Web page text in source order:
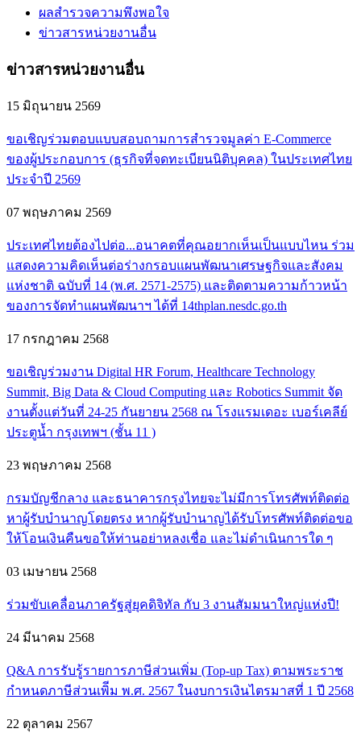
ผลสำรวจความพึงพอใจ
ข่าวสารหน่วยงานอื่น
ข่าวสารหน่วยงานอื่น
15 มิถุนายน 2569
ขอเชิญร่วมตอบแบบสอบถามการสำรวจมูลค่า E-Commerce
ของผู้ประกอบการ (ธุรกิจที่จดทะเบียนนิติบุคคล) ในประเทศไทย
ประจำปี 2569
07 พฤษภาคม 2569
ประเทศไทยต้องไปต่อ...อนาคตที่คุณอยากเห็นเป็นแบบไหน ร่วม
แสดงความคิดเห็นต่อร่างกรอบแผนพัฒนาเศรษฐกิจและสังคม
แห่งชาติ ฉบับที่ 14 (พ.ศ. 2571-2575) และติดตามความก้าวหน้า
ของการจัดทำแผนพัฒนาฯ ได้ที่ 14thplan.nesdc.go.th
17 กรกฎาคม 2568
ขอเชิญร่วมงาน Digital HR Forum, Healthcare Technology
Summit, Big Data & Cloud Computing และ Robotics Summit จัด
งานตั้งแต่วันที่ 24-25 กันยายน 2568 ณ โรงแรมเดอะ เบอร์เคลีย์
ประตูน้ำ กรุงเทพฯ (ชั้น 11 )
23 พฤษภาคม 2568
กรมบัญชีกลาง และธนาคารกรุงไทยจะไม่มีการโทรศัพท์ติดต่อ
หาผู้รับบำนาญโดยตรง หากผู้รับบำนาญได้รับโทรศัพท์ติดต่อขอ
ให้โอนเงินคืนขอให้ท่านอย่าหลงเชื่อ และไม่ดำเนินการใด ๆ
03 เมษายน 2568
ร่วมขับเคลื่อนภาครัฐสู่ยุคดิจิทัล กับ 3 งานสัมมนาใหญ่แห่งปี!
24 มีนาคม 2568
Q&A การรับรู้รายการภาษีส่วนเพิ่ม (Top-up Tax) ตามพระราช
กำหนดภาษีส่วนเพิีม พ.ศ. 2567 ในงบการเงินไตรมาสที่ 1 ปี 2568
22 ตุลาคม 2567